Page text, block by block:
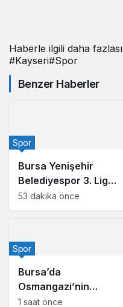
Haberle ilgili daha fazlası
#Kayseri#Spor
Benzer Haberler
Bursa Yenişehir
Belediyespor 3. Lig
için tecrübeli isimle
Spor
53 dakika önce
Bursa’da
Osmangazi’nin
gururu Avrupa
Spor
1 saat önce